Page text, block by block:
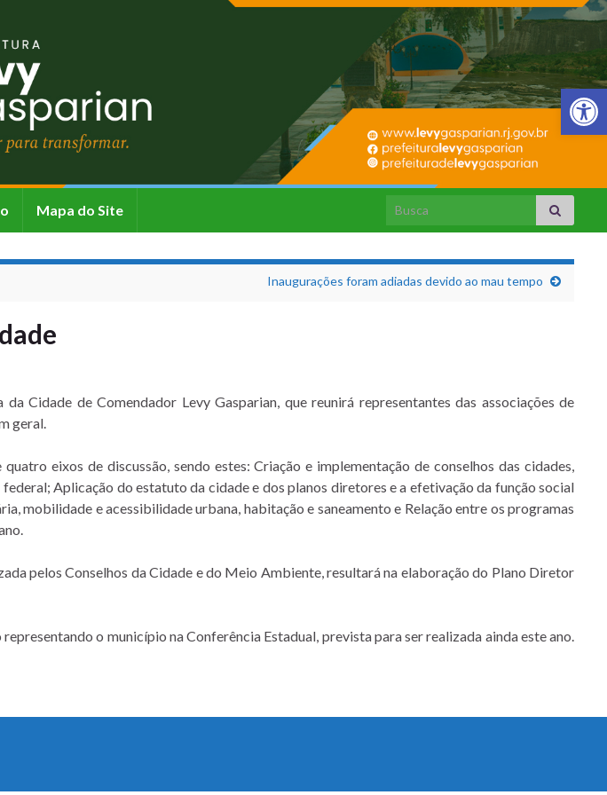
Barra de
Mapa do Site Search for:
Inaugurações foram adiadas devido ao mau tempo
Cidade de Comendador Levy Gasparian, que reunirá representantes das associações de
geral.
eixos de discussão, sendo estes: Criação e implementação de conselhos das cidades,
Aplicação do estatuto da cidade e dos planos diretores e a efetivação da função social
e acessibilidade urbana, habitação e saneamento e Relação entre os programas
pelos Conselhos da Cidade e do Meio Ambiente, resultará na elaboração do Plano Diretor
o município na Conferência Estadual, prevista para ser realizada ainda este ano.